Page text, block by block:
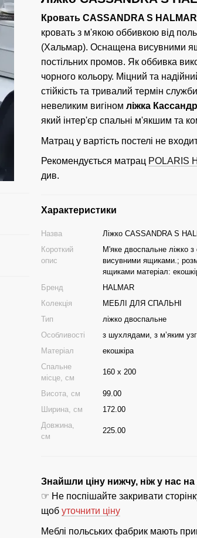
Кровать CASSANDRA S
кровать з м'якою оббивкою від
(Хальмар). Оснащена висувними
постільних промов. Як оббивка
чорного кольору. Міцний та
стійкість та тривалий термін
невеликим вигіномліжка
який інтер'єр спальні м'якшим та
Матрац у вартість постелі не
Рекомендується матрац POLARIS
див.
Характеристики
Назва
Ліжко CASSANDRA S
Короткий
опис
М'яке двоспальне ліжко з
висувними ящиками.;
ящиками матеріал:
Бренд
HALMAR
Колекція
МЕБЛІ ДЛЯ СПАЛЬНІ
Тип
ліжко двоспальне
Особливості
з шухлядами, з мʼяким
Матеріал
екошкіра
Спальне
місце, см
160 x 200
Висота, см
99.00
Ширина, см
172.00
Довжина,
см
225.00
Знайшли ціну нижчу, ніж у нас на
☞ Не поспішайте закривати
щобуточнити ціну
Меблі польських фабрик мають